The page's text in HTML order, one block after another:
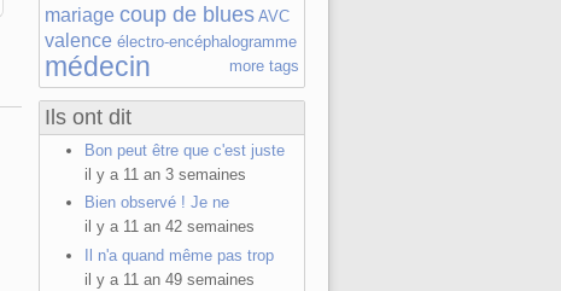
mariage coup de blues AVC
valence électro-encéphalogramme
médecin more tags
Ils ont dit
Bon peut être que c'est juste
il y a 11 an 3 semaines
Bien observé ! Je ne
il y a 11 an 42 semaines
Il n'a quand même pas trop
il y a 11 an 49 semaines